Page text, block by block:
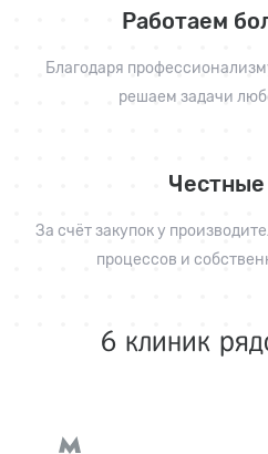
Работаем
Благодаря
решаем задачи
За счёт закупок у
процессов и
6 клиник